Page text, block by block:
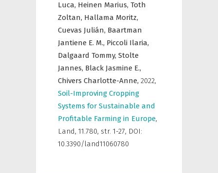
Luca, Heinen Marius, Toth
Zoltan, Hallama Moritz,
Cuevas Julián, Baartman
Jantiene E. M., Piccoli Ilaria,
Dalgaard Tommy, Stolte
Jannes, Black Jasmine E.,
Chivers Charlotte-Anne, 2022,
Soil-Improving Cropping
Systems for Sustainable and
Profitable Farming in Europe,
Land, 11.780, str. 1-27, DOI:
10.3390/land11060780